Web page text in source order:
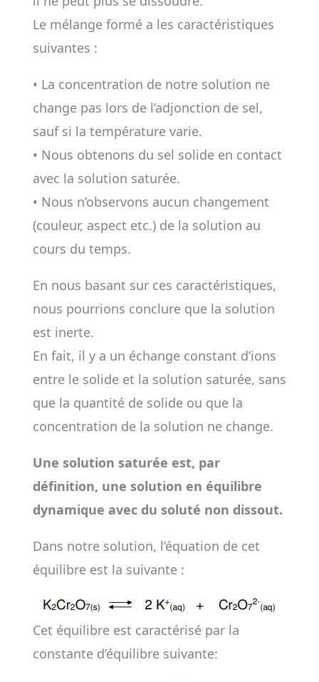
Le mélange formé a les caractéristiques
suivantes :
• La concentration de notre solution ne
change pas lors de l’adjonction de sel,
sauf si la température varie.
• Nous obtenons du sel solide en contact
avec la solution saturée.
• Nous n’observons aucun changement
(couleur, aspect etc.) de la solution au
cours du temps.
En nous basant sur ces caractéristiques,
nous pourrions conclure que la solution
est inerte.
En fait, il y a un échange constant d’ions
entre le solide et la solution saturée, sans
que la quantité de solide ou que la
concentration de la solution ne change.
Une solution saturée est, par
définition, une solution en équilibre
dynamique avec du soluté non dissout.
Dans notre solution, l’équation de cet
équilibre est la suivante :
Cet équilibre est caractérisé par la
constante d’équilibre suivante: